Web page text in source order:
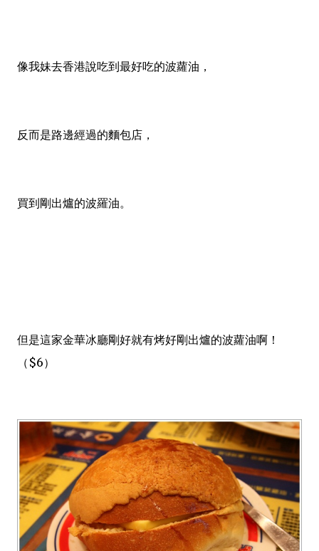
像我妹去香港說吃到最好吃的波蘿油，
反而是路邊經過的麵包店，
買到剛出爐的波羅油。
但是這家金華冰廳剛好就有烤好剛出爐的波蘿油啊！
（$6）